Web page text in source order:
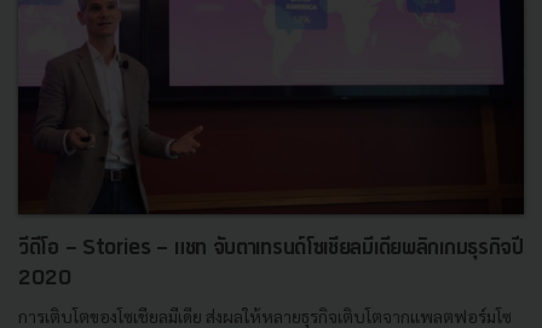
วีดีโอ - Stories - แชท จับตาเทรนด์โซเชียลมีเดียพลิกเกมธุรกิจปี
2020
การเติบโตของโซเชียลมีเดีย ส่งผลให้หลายธุรกิจเติบโตจากแพลตฟอร์มโซ